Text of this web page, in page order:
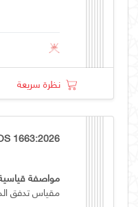
نظرة سريعة
1663:2026
مواصفة
مقياس تدفق